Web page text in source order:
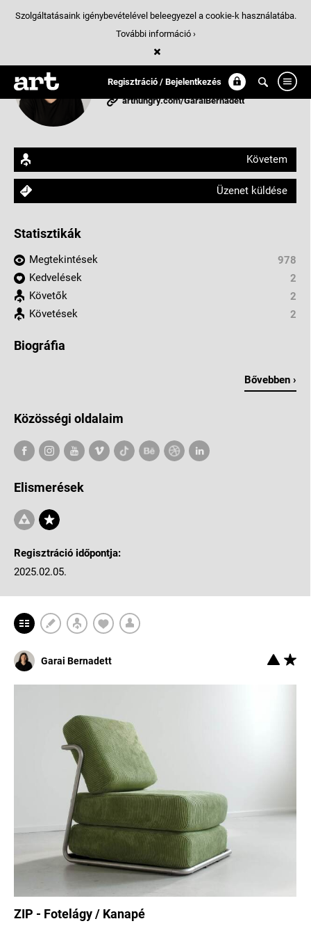
Regisztráció / Bejelentkezés
Garai Bernadett
Budapest, Magyarország
arthungry.com/GaraiBernadett
Követem
Üzenet küldése
Statisztikák
Megtekintések
978
Kedvelések
2
Követők
2
Követések
2
Biográfia
Bővebben ›
Közösségi oldalaim
Elismerések
Regisztráció időpontja:
2025.02.05.
Garai Bernadett
ZIP - Fotelágy / Kanapé
Szolgáltatásaink igénybevételével beleegyezel a cookie-k használatába.
További információ ›